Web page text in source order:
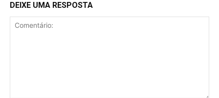
DEIXE UMA RESPOSTA